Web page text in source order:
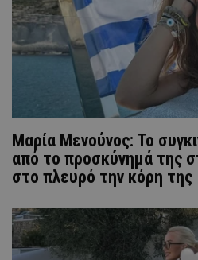
Μαρία Μενούνος: Το
από το προσκύνημά της
στο πλευρό την κόρη της